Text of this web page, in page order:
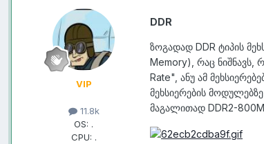
VIP
11.8k
OS: .
CPU: .
DDR
ზოგადად DDR ტიპის
Memory), რაც ნიშნავს,
Rate", ანუ ამ
მეხსიერების
მაგალითად DDR2-